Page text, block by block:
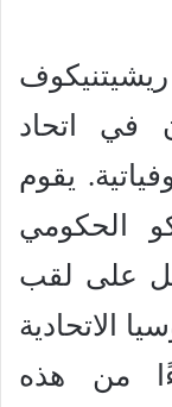
ريشيتنيكوف
في اتحاد
يقوم
الحكومي
عام 1956 حصل على لقب
الاتحادية
من هذه